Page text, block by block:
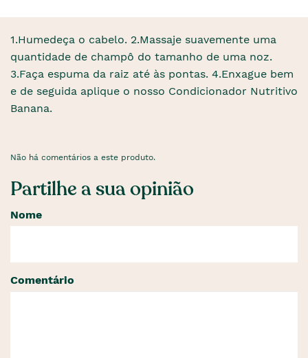
1.Humedeça o cabelo. 2.Massaje suavemente uma
quantidade de champô do tamanho de uma noz.
3.Faça espuma da raiz até às pontas. 4.Enxague bem
e de seguida aplique o nosso Condicionador Nutritivo
Banana.
Não há comentários a este produto.
Partilhe a sua opinião
Nome
Comentário